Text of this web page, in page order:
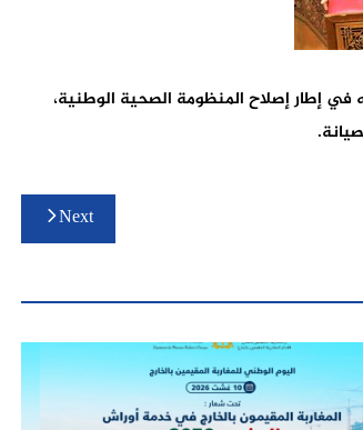
في إطار إصلاح المنظومة الصحية الوطنية،
Next